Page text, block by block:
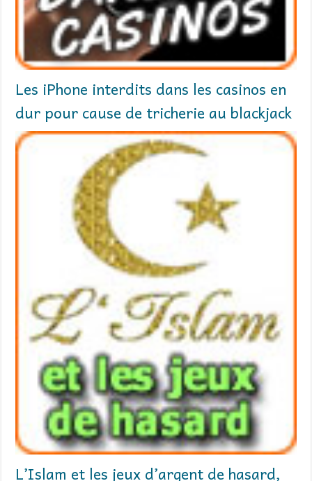
Les iPhone interdits dans les casinos en
dur pour cause de tricherie au blackjack
L’Islam et les jeux d’argent de hasard,